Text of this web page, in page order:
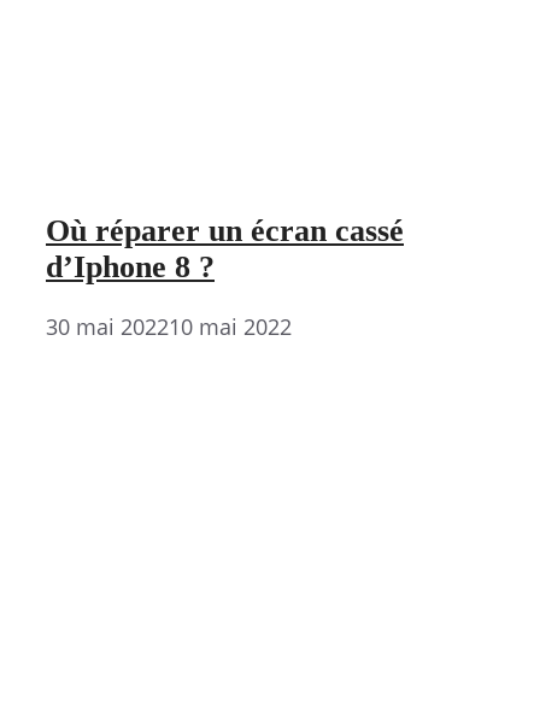
Où réparer un écran cassé
d’Iphone 8 ?
30 mai 202210 mai 2022